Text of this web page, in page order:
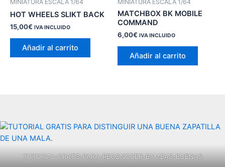
MINIATURA ESCALA 1/64
HOT WHEELS SLIKT BACK
15,00€ IVA INCLUIDO
Añadir al carrito
MINIATURA ESCALA 1/64
MATCHBOX BK MOBILE
COMMAND
6,00€ IVA INCLUIDO
Añadir al carrito
TUTORIAL-GRATIS-PARA-RECONOCER-BAMBAS-BUENAS